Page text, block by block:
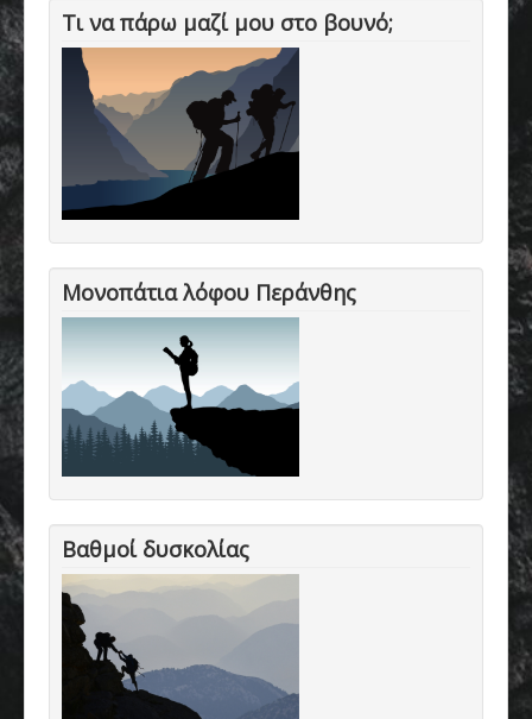
Τι να πάρω μαζί μου στο βουνό;
Μονοπάτια λόφου Περάνθης
Βαθμοί δυσκολίας